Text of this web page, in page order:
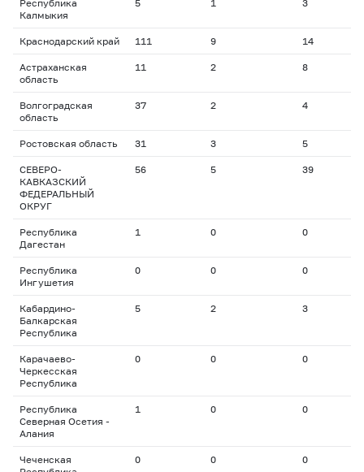
Республика
Калмыкия
5 1 3
Краснодарский край 111 9 14
Астраханская
область
11 2 8
Волгоградская
область
37 2 4
Ростовская область 31 3 5
СЕВЕРО-
КАВКАЗСКИЙ
ФЕДЕРАЛЬНЫЙ
ОКРУГ
56 5 39
Республика
Дагестан
1 0 0
Республика
Ингушетия
0 0 0
Кабардино-
Балкарская
Республика
5 2 3
Карачаево-
Черкесская
Республика
0 0 0
Республика
Северная Осетия -
Алания
1 0 0
Чеченская
0 0 0